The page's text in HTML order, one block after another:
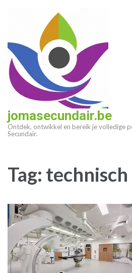
(druk
enter)
jomasecundair.be
Ontdek, ontwikkel en bereik je volledige
Secundair.
Tag: